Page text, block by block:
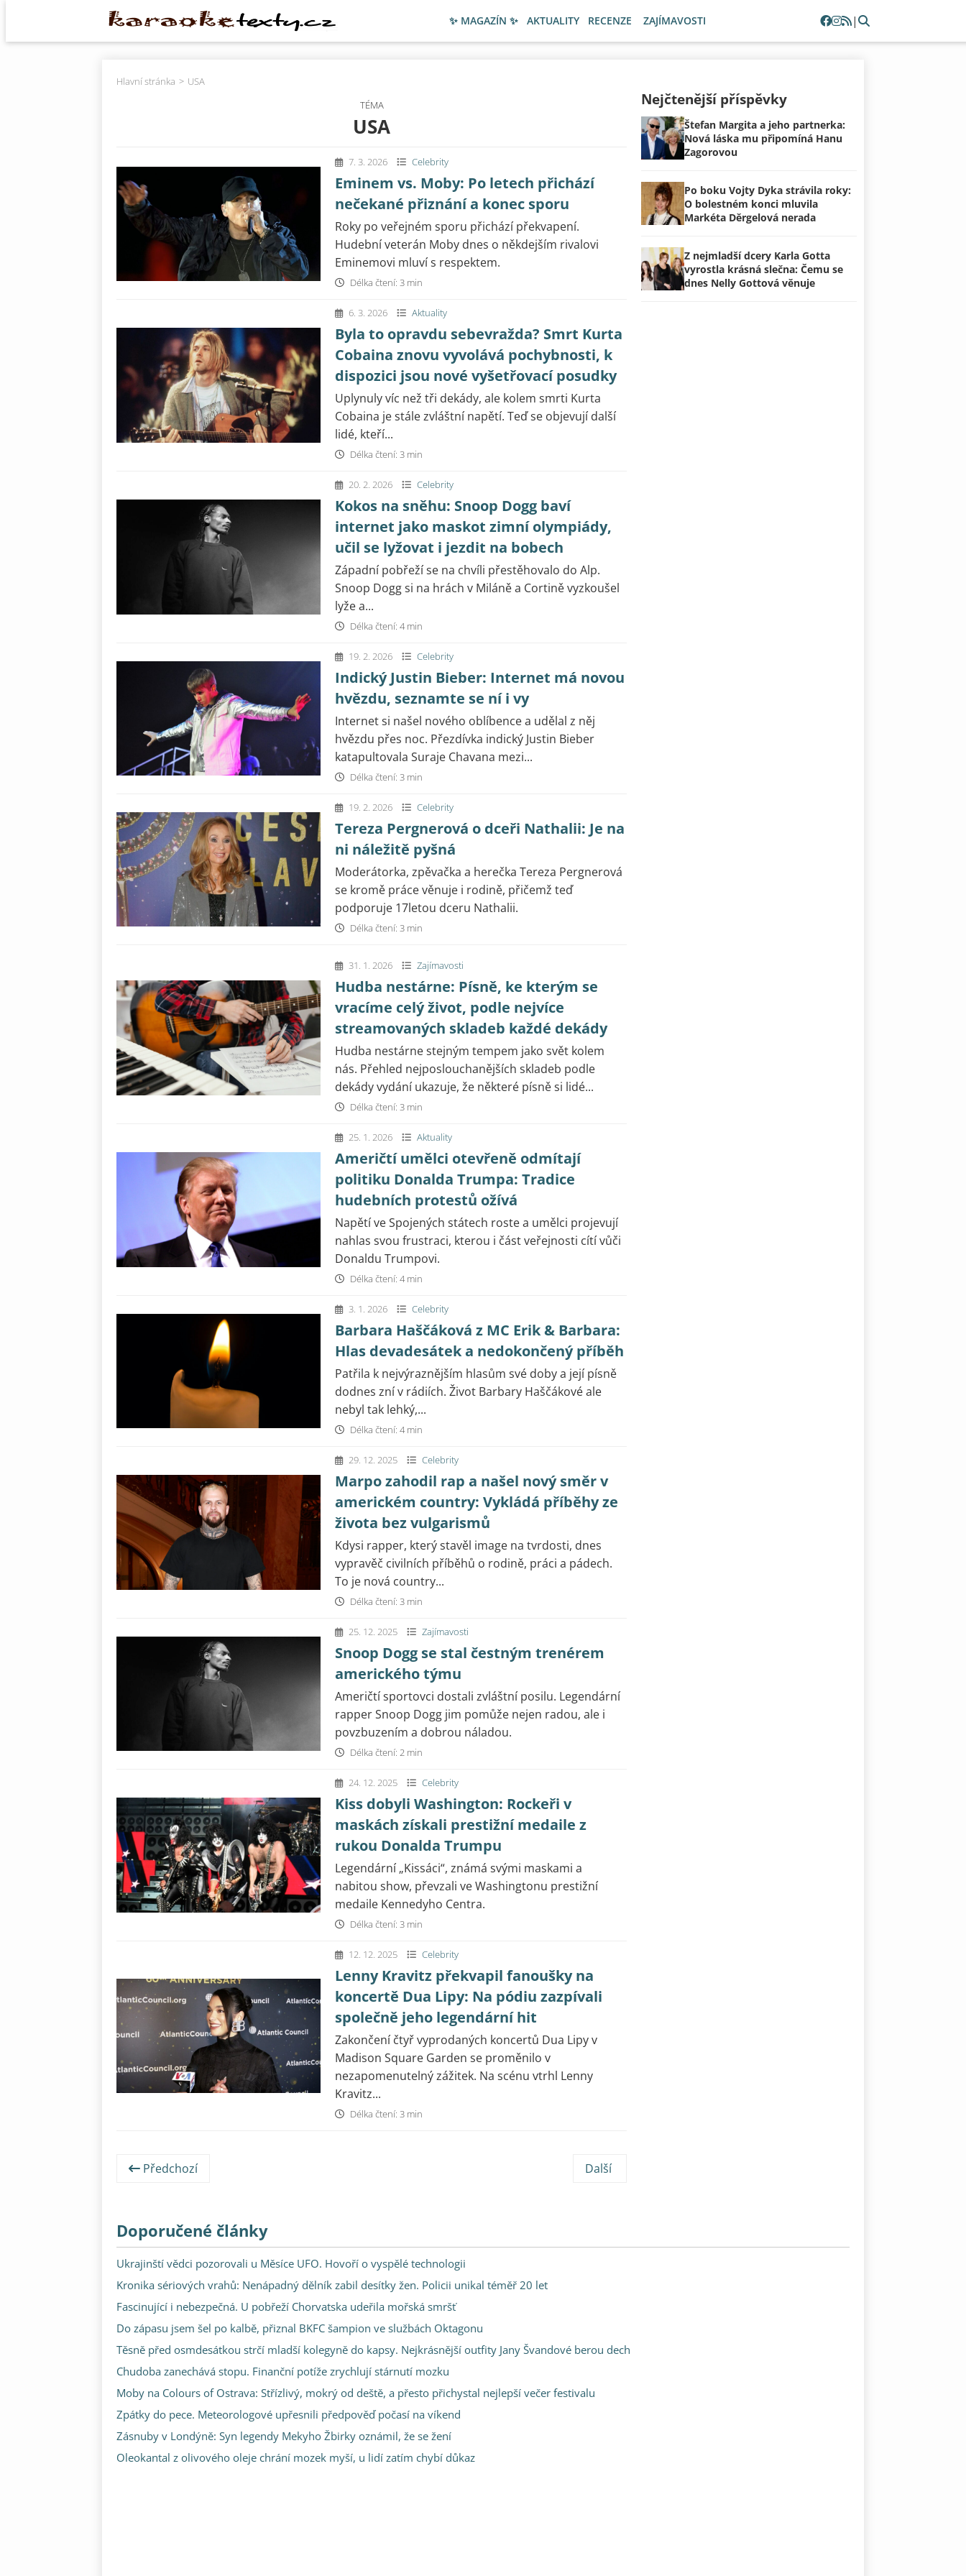
✨ MAGAZÍN ✨ AKTUALITY RECENZE ZAJÍMAVOSTI |
Hlavní stránka
USA
TÉMA
USA
7. 3. 2026 Celebrity
Eminem vs. Moby: Po letech přichází
nečekané přiznání a konec sporu
Roky po veřejném sporu přichází překvapení.
Hudební veterán Moby dnes o někdejším rivalovi
Eminemovi mluví s respektem.
Délka čtení: 3 min
6. 3. 2026 Aktuality
Byla to opravdu sebevražda? Smrt Kurta
Cobaina znovu vyvolává pochybnosti, k
dispozici jsou nové vyšetřovací posudky
Uplynuly víc než tři dekády, ale kolem smrti Kurta
Cobaina je stále zvláštní napětí. Teď se objevují další
lidé, kteří...
Délka čtení: 3 min
20. 2. 2026 Celebrity
Kokos na sněhu: Snoop Dogg baví
internet jako maskot zimní olympiády,
učil se lyžovat i jezdit na bobech
Západní pobřeží se na chvíli přestěhovalo do Alp.
Snoop Dogg si na hrách v Miláně a Cortině vyzkoušel
lyže a...
Délka čtení: 4 min
19. 2. 2026 Celebrity
Indický Justin Bieber: Internet má novou
hvězdu, seznamte se ní i vy
Internet si našel nového oblíbence a udělal z něj
hvězdu přes noc. Přezdívka indický Justin Bieber
katapultovala Suraje Chavana mezi...
Délka čtení: 3 min
19. 2. 2026 Celebrity
Tereza Pergnerová o dceři Nathalii: Je na
ni náležitě pyšná
Moderátorka, zpěvačka a herečka Tereza Pergnerová
se kromě práce věnuje i rodině, přičemž teď
podporuje 17letou dceru Nathalii.
Délka čtení: 3 min
31. 1. 2026 Zajímavosti
Hudba nestárne: Písně, ke kterým se
vracíme celý život, podle nejvíce
streamovaných skladeb každé dekády
Hudba nestárne stejným tempem jako svět kolem
nás. Přehled nejposlouchanějších skladeb podle
dekády vydání ukazuje, že některé písně si lidé...
Délka čtení: 3 min
25. 1. 2026 Aktuality
Američtí umělci otevřeně odmítají
politiku Donalda Trumpa: Tradice
hudebních protestů ožívá
Napětí ve Spojených státech roste a umělci projevují
nahlas svou frustraci, kterou i část veřejnosti cítí vůči
Donaldu Trumpovi.
Délka čtení: 4 min
3. 1. 2026 Celebrity
Barbara Haščáková z MC Erik & Barbara:
Hlas devadesátek a nedokončený příběh
Patřila k nejvýraznějším hlasům své doby a její písně
dodnes zní v rádiích. Život Barbary Haščákové ale
nebyl tak lehký,...
Délka čtení: 4 min
29. 12. 2025 Celebrity
Marpo zahodil rap a našel nový směr v
americkém country: Vykládá příběhy ze
života bez vulgarismů
Kdysi rapper, který stavěl image na tvrdosti, dnes
vypravěč civilních příběhů o rodině, práci a pádech.
To je nová country...
Délka čtení: 3 min
25. 12. 2025 Zajímavosti
Snoop Dogg se stal čestným trenérem
amerického týmu
Američtí sportovci dostali zvláštní posilu. Legendární
rapper Snoop Dogg jim pomůže nejen radou, ale i
povzbuzením a dobrou náladou.
Délka čtení: 2 min
24. 12. 2025 Celebrity
Kiss dobyli Washington: Rockeři v
maskách získali prestižní medaile z
rukou Donalda Trumpu
Legendární „Kissáci“, známá svými maskami a
nabitou show, převzali ve Washingtonu prestižní
medaile Kennedyho Centra.
Délka čtení: 3 min
12. 12. 2025 Celebrity
Lenny Kravitz překvapil fanoušky na
koncertě Dua Lipy: Na pódiu zazpívali
společně jeho legendární hit
Zakončení čtyř vyprodaných koncertů Dua Lipy v
Madison Square Garden se proměnilo v
nezapomenutelný zážitek. Na scénu vtrhl Lenny
Kravitz...
Délka čtení: 3 min
Předchozí Další
Nejčtenější příspěvky
Štefan Margita a jeho partnerka:
Nová láska mu připomíná Hanu
Zagorovou
Po boku Vojty Dyka strávila roky:
O bolestném konci mluvila
Markéta Děrgelová nerada
Z nejmladší dcery Karla Gotta
vyrostla krásná slečna: Čemu se
dnes Nelly Gottová věnuje
Doporučené články
Ukrajinští vědci pozorovali u Měsíce UFO. Hovoří o vyspělé technologii
Kronika sériových vrahů: Nenápadný dělník zabil desítky žen. Policii unikal téměř 20 let
Fascinující i nebezpečná. U pobřeží Chorvatska udeřila mořská smršť
Do zápasu jsem šel po kalbě, přiznal BKFC šampion ve službách Oktagonu
Těsně před osmdesátkou strčí mladší kolegyně do kapsy. Nejkrásnější outfity Jany Švandové berou dech
Chudoba zanechává stopu. Finanční potíže zrychlují stárnutí mozku
Moby na Colours of Ostrava: Střízlivý, mokrý od deště, a přesto přichystal nejlepší večer festivalu
Zpátky do pece. Meteorologové upřesnili předpověď počasí na víkend
Zásnuby v Londýně: Syn legendy Mekyho Žbirky oznámil, že se žení
Oleokantal z olivového oleje chrání mozek myší, u lidí zatím chybí důkaz